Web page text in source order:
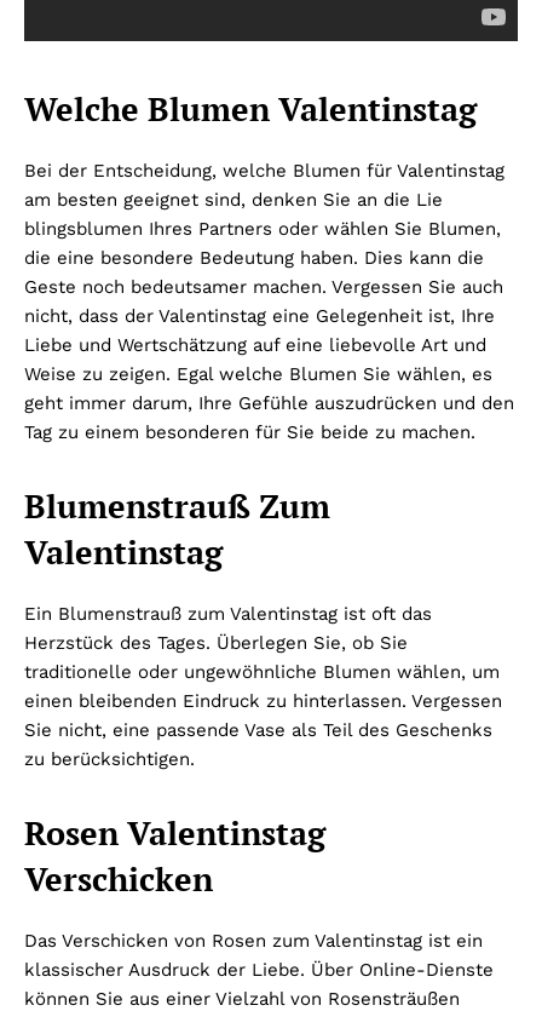
Welche Blumen Valentinstag
Bei der Entscheidung, welche Blumen für Valentinstag
am besten geeignet sind, denken Sie an die Lie
blingsblumen Ihres Partners oder wählen Sie Blumen,
die eine besondere Bedeutung haben. Dies kann die
Geste noch bedeutsamer machen. Vergessen Sie auch
nicht, dass der Valentinstag eine Gelegenheit ist, Ihre
Liebe und Wertschätzung auf eine liebevolle Art und
Weise zu zeigen. Egal welche Blumen Sie wählen, es
geht immer darum, Ihre Gefühle auszudrücken und den
Tag zu einem besonderen für Sie beide zu machen.
Blumenstrauß Zum
Valentinstag
Ein Blumenstrauß zum Valentinstag ist oft das
Herzstück des Tages. Überlegen Sie, ob Sie
traditionelle oder ungewöhnliche Blumen wählen, um
einen bleibenden Eindruck zu hinterlassen. Vergessen
Sie nicht, eine passende Vase als Teil des Geschenks
zu berücksichtigen.
Rosen Valentinstag
Verschicken
Das Verschicken von Rosen zum Valentinstag ist ein
klassischer Ausdruck der Liebe. Über Online-Dienste
können Sie aus einer Vielzahl von Rosensträußen